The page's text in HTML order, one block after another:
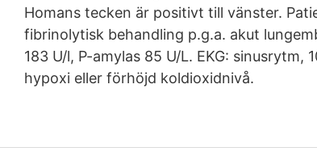
Homans tecken är positivt till vänster.
fibrinolytisk behandling p.g.a. akut
183 U/l, P-amylas 85 U/L. EKG:
hypoxi eller förhöjd koldioxidnivå.